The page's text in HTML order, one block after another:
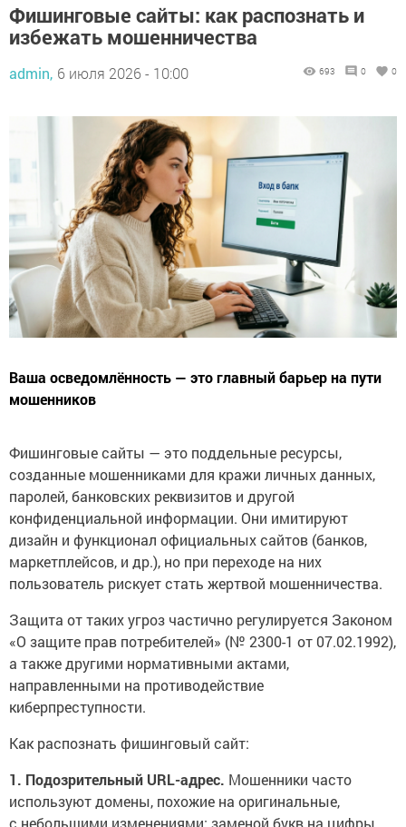
Фишинговые сайты: как распознать и
избежать мошенничества
admin, 6 июля 2026 - 10:00 693 0 0
Ваша осведомлённость — это главный барьер на пути
мошенников
Фишинговые сайты — это поддельные ресурсы,
созданные мошенниками для кражи личных данных,
паролей, банковских реквизитов и другой
конфиденциальной информации. Они имитируют
дизайн и функционал официальных сайтов (банков,
маркетплейсов, и др.), но при переходе на них
пользователь рискует стать жертвой мошенничества.
Защита от таких угроз частично регулируется Законом
«О защите прав потребителей» (№ 2300-1 от 07.02.1992),
а также другими нормативными актами,
направленными на противодействие
киберпреступности.
Как распознать фишинговый сайт:
1. Подозрительный URL-адрес. Мошенники часто
используют домены, похожие на оригинальные,